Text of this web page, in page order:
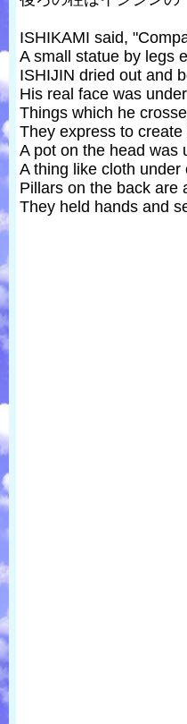
ISHIKAMI said,
A small statue by legs
ISHIJIN dried out and
His real face was
Things which he
They express to
A pot on the head was
A thing like cloth
Pillars on the back are
They held hands and